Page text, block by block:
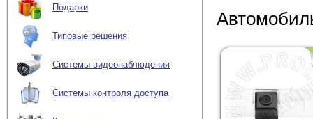
Подарки
Типовые решения
Системы видеонаблюдения
Системы контроля доступа